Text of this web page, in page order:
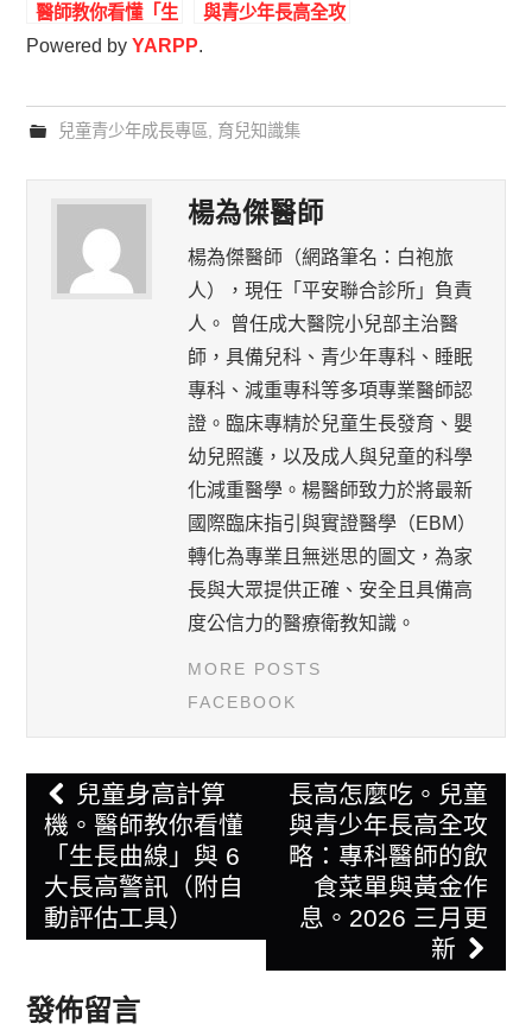
醫師教你看懂「生
長曲線」與 6 大
長高警訊（附自動
與青少年長高全攻
新
Powered byYARPP.
兒童青少年成長專區 育兒知識集
楊為傑醫師
楊為傑醫師（網路筆名：白袍旅
人），現任「平安聯合診所」負責
人。 曾任成大醫院小兒部主治醫
師，具備兒科、青少年專科、睡眠
專科、減重專科等多項專業醫師認
證。臨床專精於兒童生長發育、嬰
幼兒照護，以及成人與兒童的科學
化減重醫學。楊醫師致力於將最新
國際臨床指引與實證醫學（EBM）
轉化為專業且無迷思的圖文，為家
長與大眾提供正確、安全且具備高
度公信力的醫療衛教知識。
MORE POSTS
FACEBOOK
Post
navigation
兒童身高計算
機。醫師教你看懂
「生長曲線」與 6
大長高警訊（附自
動評估工具）
長高怎麼吃。兒童
與青少年長高全攻
略：專科醫師的飲
食菜單與黃金作
息。2026 三月更
新
發佈留言